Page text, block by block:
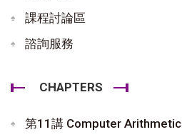
課程討論區
諮詢服務
CHAPTERS
第11講 Computer Arithmetic